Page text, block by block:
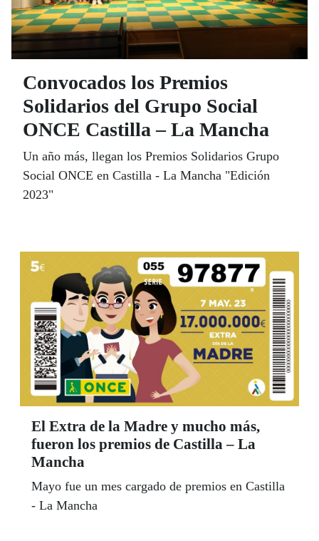
Convocados los Premios
Solidarios del Grupo Social
ONCE Castilla – La Mancha
Un año más, llegan los Premios Solidarios Grupo
Social ONCE en Castilla - La Mancha "Edición
2023"
El Extra de la Madre y mucho más,
fueron los premios de Castilla – La
Mancha
Mayo fue un mes cargado de premios en Castilla
- La Mancha